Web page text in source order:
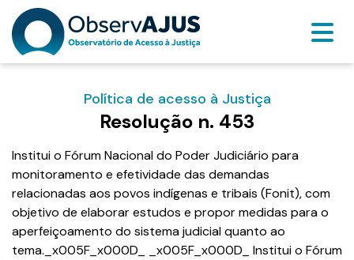
Política de acesso à Justiça
Resolução n. 453
Institui o Fórum Nacional do Poder Judiciário para
monitoramento e efetividade das demandas
relacionadas aos povos indígenas e tribais (Fonit), com
objetivo de elaborar estudos e propor medidas para o
aperfeiçoamento do sistema judicial quanto ao
tema._x005F_x000D_ _x005F_x000D_ Institui o Fórum